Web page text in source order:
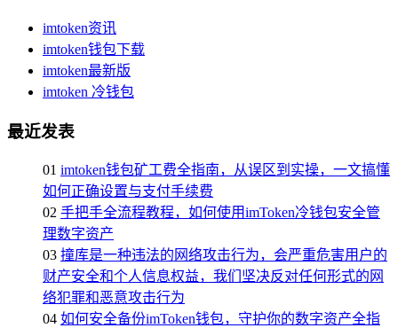
imtoken资讯
imtoken钱包下载
imtoken最新版
imtoken 冷钱包
最近发表
01 imtoken钱包矿工费全指南，从误区到实操，一文搞懂
如何正确设置与支付手续费
02 手把手全流程教程，如何使用imToken冷钱包安全管
理数字资产
03 撞库是一种违法的网络攻击行为，会严重危害用户的
财产安全和个人信息权益，我们坚决反对任何形式的网
络犯罪和恶意攻击行为
04 如何安全备份imToken钱包，守护你的数字资产全指